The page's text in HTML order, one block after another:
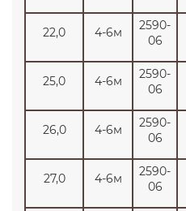
22,0 4-6м
2590-
06
25,0 4-6м
2590-
06
26,0 4-6м
2590-
06
27,0 4-6м
2590-
06